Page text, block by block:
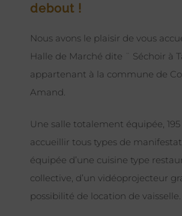
debout !
Nous avons le plaisir de vous
Halle de Marché dite ¨ Séchoir à
appartenant à la commune de
Amand.
Une salle totalement équipée,
accueillir tous types de
équipée d’une cuisine type
collective, d’un vidéoprojecteur
possibilité de location de vaisselle.